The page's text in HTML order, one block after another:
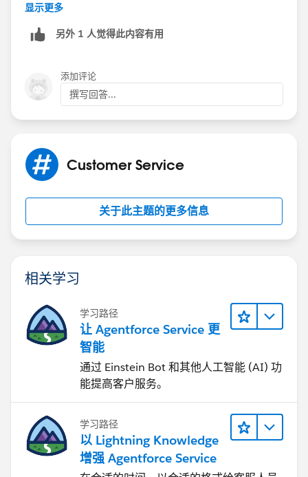
Jayson
显示更多
另外 1 人觉得此内容有用
添加评论
撰写回答...
Customer Service
关于此主题的更多信息
相关学习
学习路径
让 Agentforce Service 更
智能
通过 Einstein Bot 和其他人工智能 (AI) 功
能提高客户服务。
学习路径
以 Lightning Knowledge
增强 Agentforce Service